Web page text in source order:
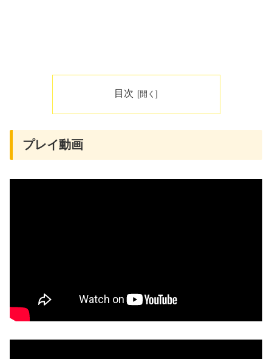
目次
プレイ動画